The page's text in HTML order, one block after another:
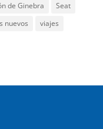
de Ginebra
Seat
nuevos
viajes